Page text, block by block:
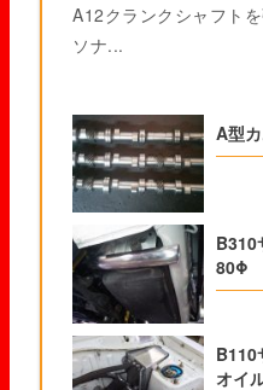
A12クランクシャフト
ソナ...
A型
B310
80Φ
B110
オイ